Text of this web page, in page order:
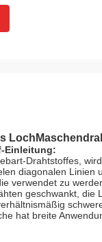
Einleitung:
Drahtstoffes,
diagonalen
verwendet zu
geschwankt,
hat breite